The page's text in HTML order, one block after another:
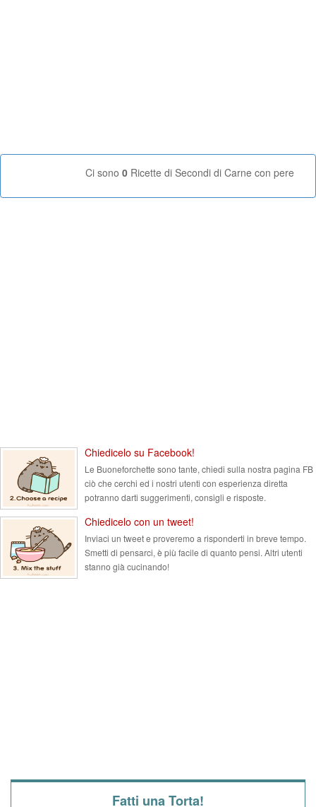
Ci sono 0 Ricette di Secondi di Carne con pere
Chiedicelo su Facebook!
Le Buoneforchette sono tante, chiedi sulla nostra pagina FB
ciò che cerchi ed i nostri utenti con esperienza diretta
potranno darti suggerimenti, consigli e risposte.
Chiedicelo con un tweet!
Inviaci un tweet e proveremo a risponderti in breve tempo.
Smetti di pensarci, è più facile di quanto pensi. Altri utenti
stanno già cucinando!
Fatti una Torta!